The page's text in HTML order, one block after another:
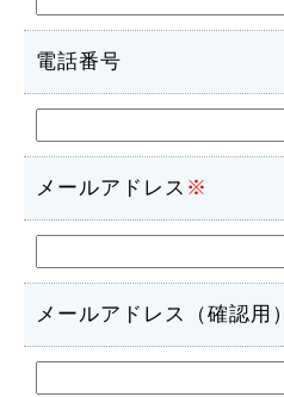
電話番号
メールアドレス ※
メールアドレス（確認用）